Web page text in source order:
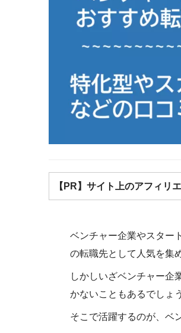
【PR】サイト上のアフィリ
ベンチャー企業やスター
の転職先として人気を集
しかしいざベンチャー企
かないこともあるでしょう
そこで活躍するのが、ベ